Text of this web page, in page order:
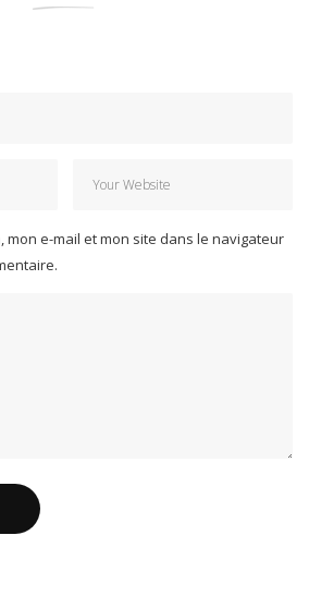
mon e-mail et mon site dans le navigateur